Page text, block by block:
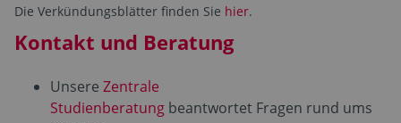
Die Verkündungsblätter finden Sie hier.
Kontakt und Beratung
Unsere Zentrale
Studienberatung beantwortet Fragen rund ums